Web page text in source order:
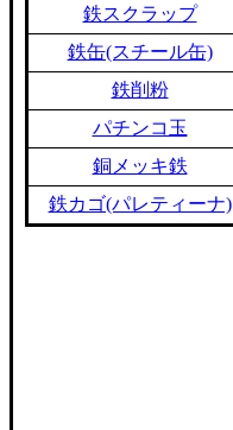
鉄スクラップ
鉄缶(スチール缶)
鉄削粉
パチンコ玉
銅メッキ鉄
鉄カゴ(パレティーナ)